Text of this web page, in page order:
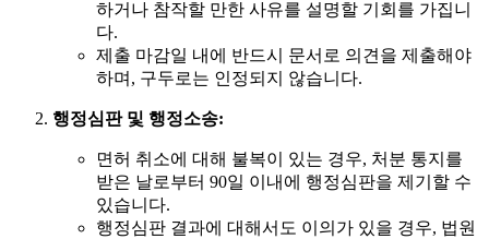
하거나 참작할 만한 사유를 설명할 기회를 가집니
다.
제출 마감일 내에 반드시 문서로 의견을 제출해야
하며, 구두로는 인정되지 않습니다.
행정심판 및 행정소송:
면허 취소에 대해 불복이 있는 경우, 처분 통지를
받은 날로부터 90일 이내에 행정심판을 제기할 수
있습니다.
행정심판 결과에 대해서도 이의가 있을 경우, 법원